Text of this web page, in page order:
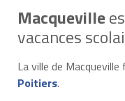
Macqueville
vacances
La ville de
Poitiers.